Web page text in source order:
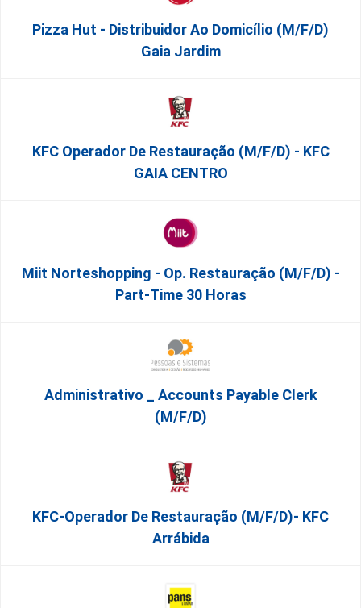
Pizza Hut - Distribuidor Ao Domicílio (m/f/d)
Gaia Jardim
KFC Operador De Restauração (m/f/d) - KFC
GAIA CENTRO
Miit Norteshopping - Op. Restauração (m/f/d) -
Part-Time 30 Horas
Administrativo _ Accounts Payable Clerk
(m/f/d)
KFC-Operador De Restauração (m/f/d)- KFC
Arrábida